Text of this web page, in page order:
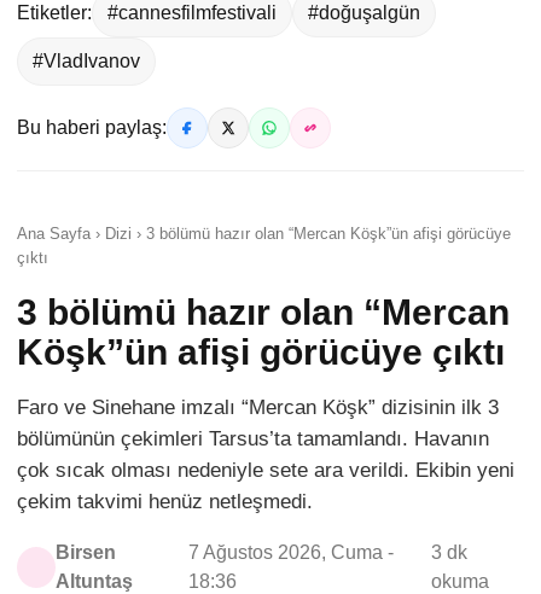
Etiketler: #cannesfilmfestivali #doğuşalgün
#VladIvanov
Bu haberi paylaş:
Ana Sayfa › Dizi › 3 bölümü hazır olan “Mercan Köşk”ün afişi görücüye
çıktı
3 bölümü hazır olan “Mercan
Köşk”ün afişi görücüye çıktı
Faro ve Sinehane imzalı “Mercan Köşk” dizisinin ilk 3
bölümünün çekimleri Tarsus’ta tamamlandı. Havanın
çok sıcak olması nedeniyle sete ara verildi. Ekibin yeni
çekim takvimi henüz netleşmedi.
Birsen
Altuntaş
7 Ağustos 2026, Cuma -
18:36
3 dk
okuma